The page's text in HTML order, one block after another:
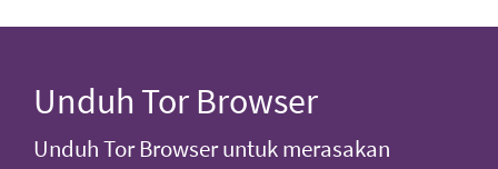
Unduh Tor Browser
Unduh Tor Browser untuk merasakan